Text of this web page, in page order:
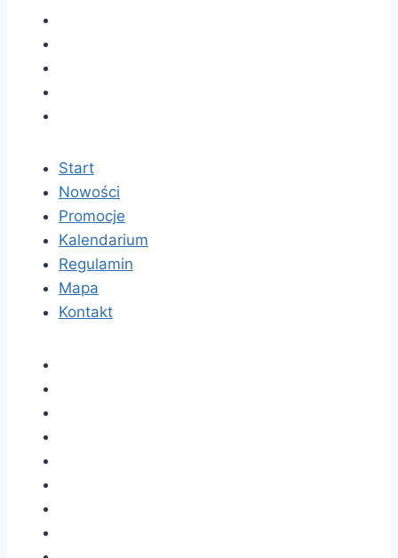
Start
Nowości
Promocje
Kalendarium
Regulamin
Mapa
Kontakt